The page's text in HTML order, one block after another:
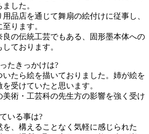
した。
品店を通じて舞扇の絵付けに従事し、
ります。
良の伝統工芸でもある、固形墨本体への
ております。
たきっかけは?
たら絵を描いておりました。姉が絵を
受けていたと思います。
術・工芸科の先生方の影響を強く受け
いる事は?
を、構えることなく気軽に感じられた